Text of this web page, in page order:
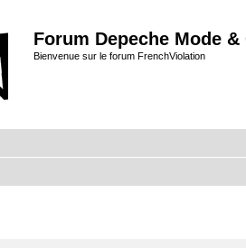
Forum Depeche Mode &
Bienvenue sur le forum FrenchViolation